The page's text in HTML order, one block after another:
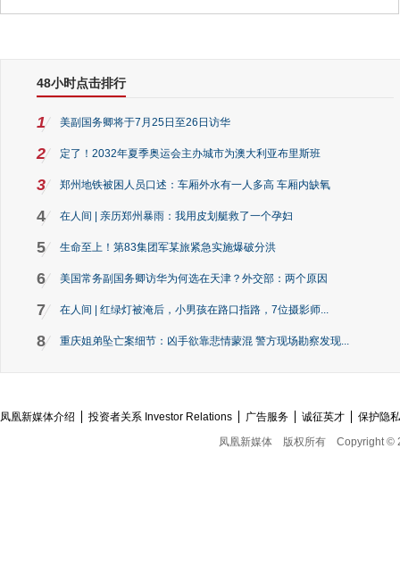
48小时点击排行
1 美副国务卿将于7月25日至26日访华
2 定了！2032年夏季奥运会主办城市为澳大利亚布里斯班
3 郑州地铁被困人员口述：车厢外水有一人多高 车厢内缺氧
4 在人间 | 亲历郑州暴雨：我用皮划艇救了一个孕妇
5 生命至上！第83集团军某旅紧急实施爆破分洪
6 美国常务副国务卿访华为何选在天津？外交部：两个原因
7 在人间 | 红绿灯被淹后，小男孩在路口指路，7位摄影师...
8 重庆姐弟坠亡案细节：凶手欲靠悲情蒙混 警方现场勘察发现...
凤凰新媒体介绍 投资者关系 Investor Relations 广告服务 诚征英才
保护隐
凤凰新媒体
版权所有 Copyright ©